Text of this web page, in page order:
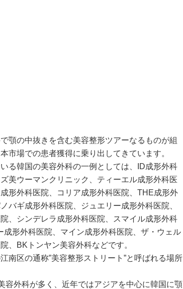
顎の中抜きを含む美容整形ツアーなるものが組
市場での患者獲得に乗り出してきています。
る韓国の美容外科の一例としては、ID成形外科
美ウーマンクリニック、ティーエル成形外科医
形外科医院、コリア成形外科医院、THE成形外
バギ成形外科医院、ジュエリー成形外科医院、
、シンデレラ成形外科医院、スマイル成形外科
形外科医院、マイン成形外科医院、ザ・ウェル
、BKトンヤン美容外科などです。
南区の通称”美容整形ストリート”と呼ばれる場所
容外科が多く、近年ではアジアを中心に韓国に顎